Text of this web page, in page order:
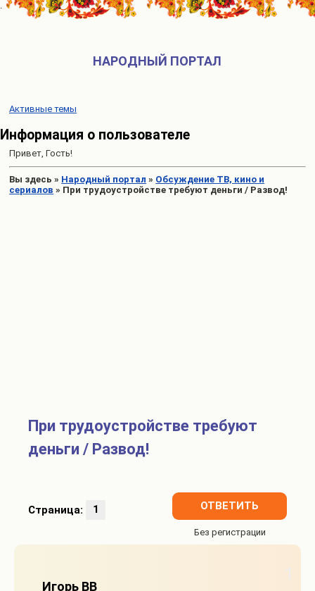
НАРОДНЫЙ ПОРТАЛ
Активные темы
Информация о пользователе
Привет, Гость!
Вы здесь » Народный портал » Обсуждение ТВ, кино и
сериалов » При трудоустройстве требуют деньги / Развод!
При трудоустройстве требуют
деньги / Развод!
Страница: 1 ОТВЕТИТЬ
Игорь ВВ